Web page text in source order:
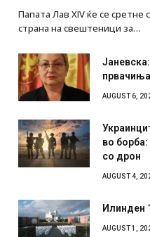
Папата Лав XIV ќе се
страна на свештеници за…
AUGUST 6,
во борба:
со дрон
AUGUST 4,
Илинден
AUGUST 1,